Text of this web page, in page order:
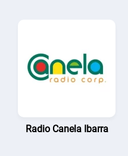
Radio Canela Ibarra